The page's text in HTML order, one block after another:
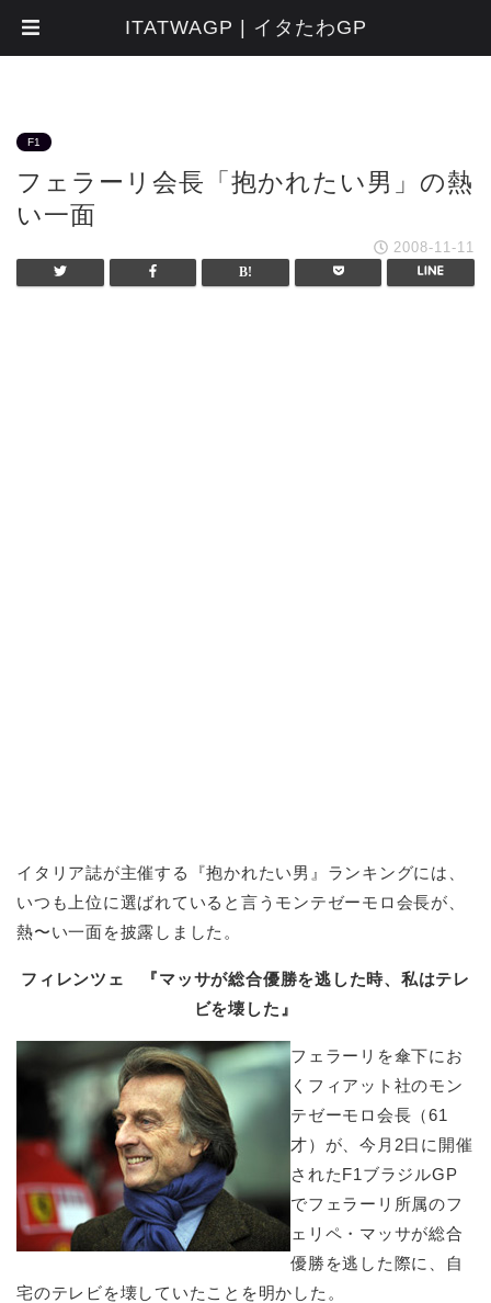
F1
フェラーリ会長「抱かれたい男」の熱
い一面
2008-11-11
イタリア誌が主催する『抱かれたい男』ランキングには、
いつも上位に選ばれていると言うモンテゼーモロ会長が、
熱〜い一面を披露しました。
フィレンツェ 『マッサが総合優勝を逃した時、私はテレ
ビを壊した』
フェラーリを傘下にお
くフィアット社のモン
テゼーモロ会長（61
才）が、今月2日に開催
されたF1ブラジルGP
でフェラーリ所属のフ
ェリペ・マッサが総合
優勝を逃した際に、自
宅のテレビを壊していたことを明かした。
ITATWAGP | イタたわGP